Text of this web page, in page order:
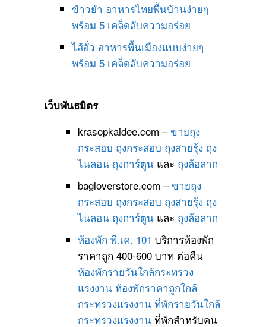
ข้าวยำ อาหารไทยพื้นบ้านง่ายๆ
พร้อม 5 เคล็ดลับความอร่อย
ไส้อั่ว อาหารพื้นเมืองแบบง่ายๆ
พร้อม 5 เคล็ดลับความอร่อย
เว็บพันธมิตร
krasopkaidee.com –ขายถุง
กระสอบ ถุงกระสอบ ถุงสายรุ้ง ถุง
ไนลอน ถุงการ์ตูนและ ถุงล้อลาก
bagloverstore.com –ขายถุง
กระสอบ ถุงกระสอบ ถุงสายรุ้ง ถุง
ไนลอน ถุงการ์ตูนและ ถุงล้อลาก
ห้องพัก พี.เค. 101 บริการห้องพัก
ราคาถูก 400-600 บาท ต่อคืน
ห้องพักรายวันใกล้กระทรวง
แรงงาน ห้องพักราคาถูกใกล้
กระทรวงแรงงาน ที่พักรายวันใกล้
กระทรวงแรงงานที่พักสำหรับคน